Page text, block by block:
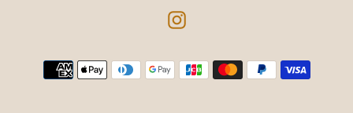
Instagram
Moyens
de